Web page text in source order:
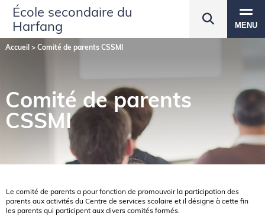
École secondaire du
Harfang
MENU
Accueil> Comité de parents CSSMI
Comité de parents
CSSMI
Le comité de parents a pour fonction de promouvoir la participation des
parents aux activités du Centre de services scolaire et il désigne à cette fin
les parents qui participent aux divers comités formés.